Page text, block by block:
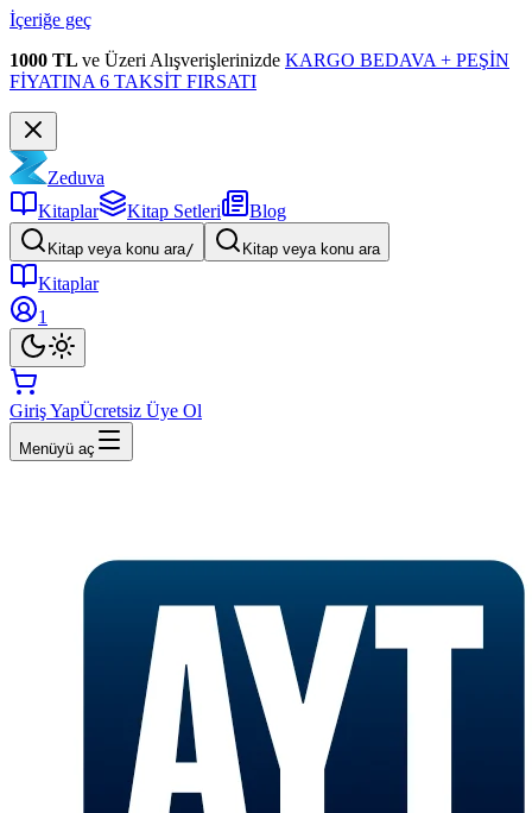
İçeriğe geç
1000 TL ve Üzeri Alışverişlerinizde KARGO BEDAVA + PEŞİN
FİYATINA 6 TAKSİT FIRSATI
Zeduva
Kitaplar
Kitap Setleri Blog
Kitap veya konu ara/ Kitap veya konu ara
Kitaplar
1
Giriş YapÜcretsiz Üye Ol
Menüyü aç